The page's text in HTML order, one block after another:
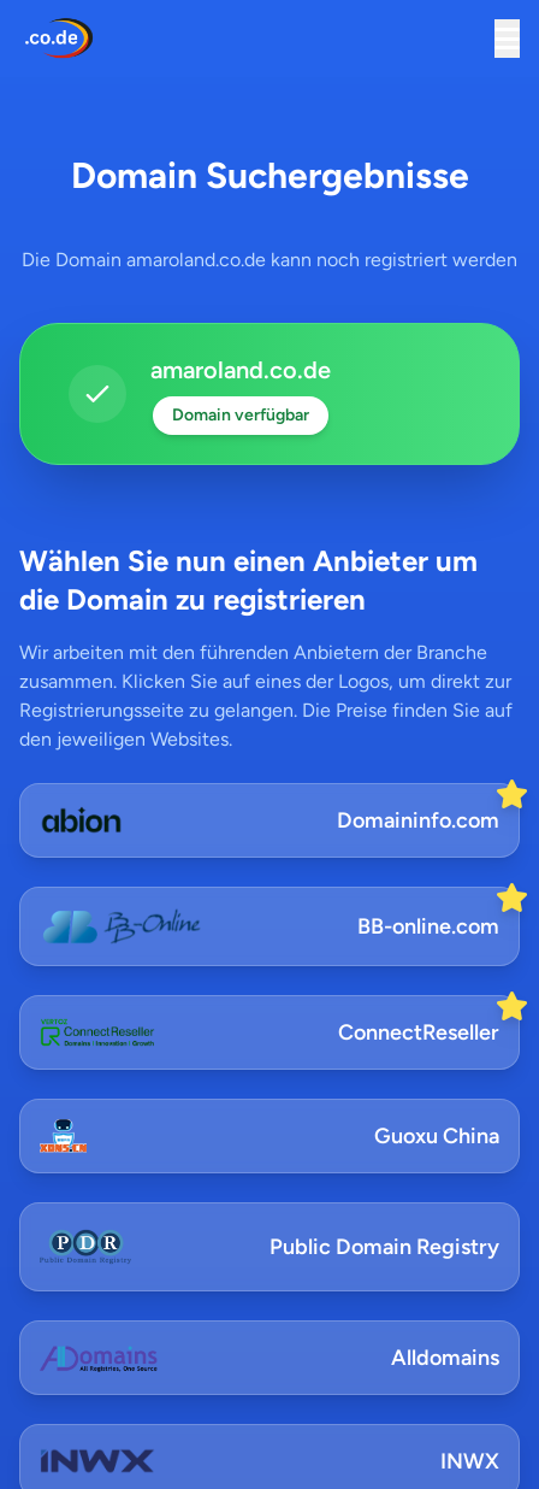
Domain Suchergebnisse
Die Domain amaroland.co.de kann noch registriert werden
amaroland.co.de
Domain verfügbar
Wählen Sie nun einen Anbieter um
die Domain zu registrieren
Wir arbeiten mit den führenden Anbietern der Branche
zusammen. Klicken Sie auf eines der Logos, um direkt zur
Registrierungsseite zu gelangen. Die Preise finden Sie auf
den jeweiligen Websites.
Domaininfo.com
BB-online.com
ConnectReseller
Guoxu China
Public Domain Registry
Alldomains
INWX